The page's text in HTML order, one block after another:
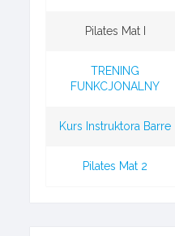
Pilates Mat I
TRENING
FUNKCJONALNY
Kurs Instruktora Barre
Pilates Mat 2